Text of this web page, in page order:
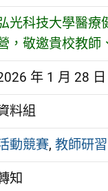
光科技大學醫療
，敬邀貴校教師
年 1 月 28 日
料組
動競賽,教師研習
知